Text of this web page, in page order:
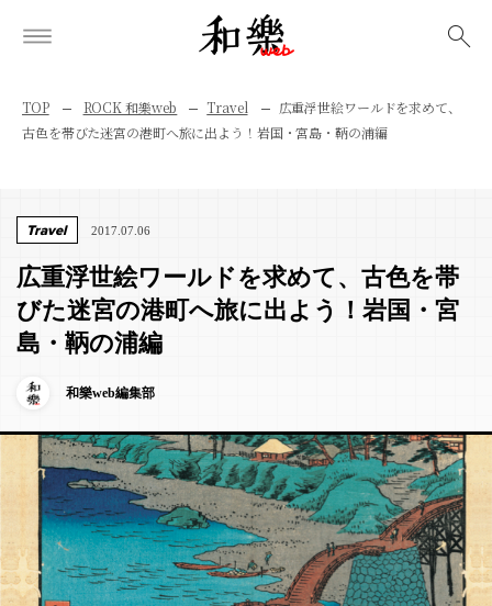
TOP ROCK 和樂web Travel
広重浮世絵ワールドを求めて、
古色を帯びた迷宮の港町へ旅に出よう！岩国・宮島・鞆の浦編
Travel 2017.07.06
広重浮世絵ワールドを求めて、古色を帯
びた迷宮の港町へ旅に出よう！岩国・宮
島・鞆の浦編
和樂web編集部